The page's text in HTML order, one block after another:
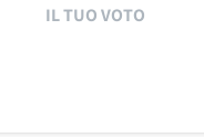
IL TUO VOTO